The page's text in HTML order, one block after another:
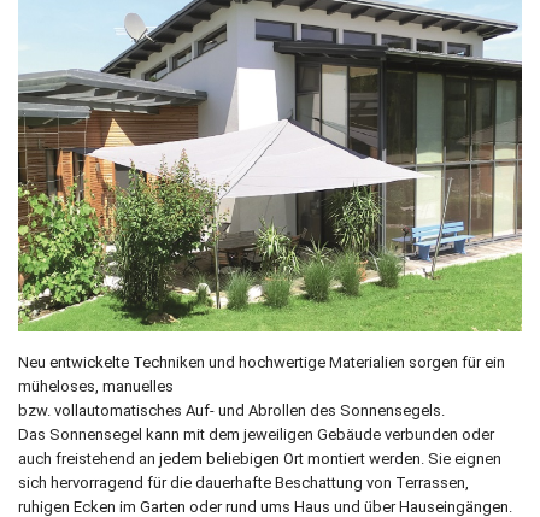
Neu entwickelte Techniken und hochwertige Materialien sorgen für ein
müheloses, manuelles
bzw. vollautomatisches Auf- und Abrollen des Sonnensegels.
Das Sonnensegel kann mit dem jeweiligen Gebäude verbunden oder
auch freistehend an jedem beliebigen Ort montiert werden. Sie eignen
sich hervorragend für die dauerhafte Beschattung von Terrassen,
ruhigen Ecken im Garten oder rund ums Haus und über Hauseingängen.